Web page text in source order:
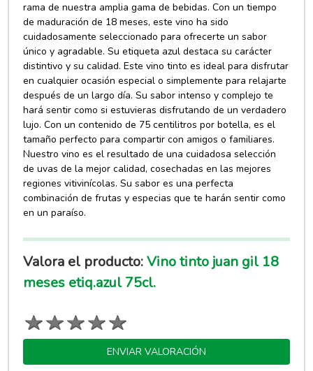
rama de nuestra amplia gama de bebidas. Con un tiempo
de maduración de 18 meses, este vino ha sido
cuidadosamente seleccionado para ofrecerte un sabor
único y agradable. Su etiqueta azul destaca su carácter
distintivo y su calidad. Este vino tinto es ideal para disfrutar
en cualquier ocasión especial o simplemente para relajarte
después de un largo día. Su sabor intenso y complejo te
hará sentir como si estuvieras disfrutando de un verdadero
lujo. Con un contenido de 75 centilitros por botella, es el
tamaño perfecto para compartir con amigos o familiares.
Nuestro vino es el resultado de una cuidadosa selección
de uvas de la mejor calidad, cosechadas en las mejores
regiones vitivinícolas. Su sabor es una perfecta
combinación de frutas y especias que te harán sentir como
en un paraíso.
Valora el producto:Vino tinto juan gil 18
meses etiq.azul 75cl.
ENVIAR VALORACIÓN